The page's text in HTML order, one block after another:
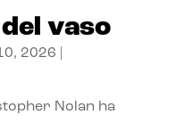
vaso
2026
Nolan ha